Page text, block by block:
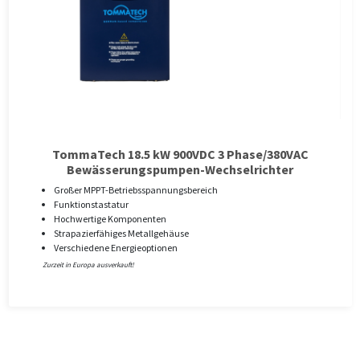
TommaTech 18.5 kW 900VDC 3 Phase/380VAC
Bewässerungspumpen-Wechselrichter
Großer MPPT-Betriebsspannungsbereich
Funktionstastatur
Hochwertige Komponenten
Strapazierfähiges Metallgehäuse
Verschiedene Energieoptionen
Zurzeit in Europa ausverkauft!